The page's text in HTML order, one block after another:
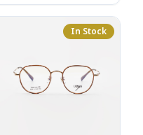
น้ำหนัก : 16 กรัม
อุปกรณ์ : กล่องแว่น , ผ้าเช็ดแว่น
In Stock